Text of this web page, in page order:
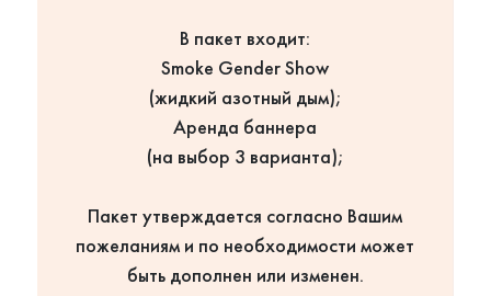
В пакет входит:
Smoke Gender Show
(жидкий азотный дым);
Аренда баннера
(на выбор 3 варианта);
Пакет утверждается согласно Вашим
пожеланиям и по необходимости может
быть дополнен или изменен.